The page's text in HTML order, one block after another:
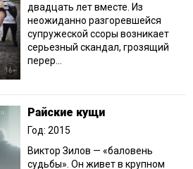
двадцать лет вместе. Из
неожиданно разгоревшейся
супружеской ссоры возникает
серьезный скандал, грозящий
перер...
Райские кущи
Год: 2015
Виктор Зилов — «баловень
судьбы». Он живет в крупном